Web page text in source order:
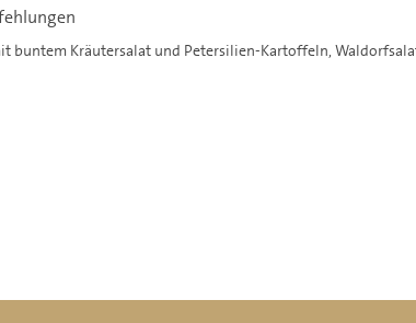
buntem Kräutersalat und Petersilien-Kartoffeln,